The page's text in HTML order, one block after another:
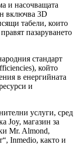
и насочващата
включва 3D
табели, които
пазаруването
стандарт
който
в енергийната
и
услуги, сред
Joy, магазин за
Mr. Almond,
Inmedio, както и